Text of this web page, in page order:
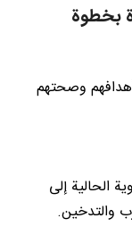
بخطوة
وصحتهم
الحالية إلى
والتدخين.